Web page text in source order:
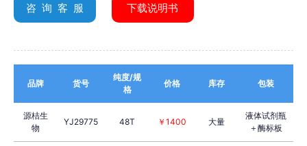
咨 询 客 服 下载说明书
品牌 货号
纯度/规
格
价格 库存 包装
源桔生
物
YJ29775 48T ￥1400 大量
液体试剂瓶
＋酶标板